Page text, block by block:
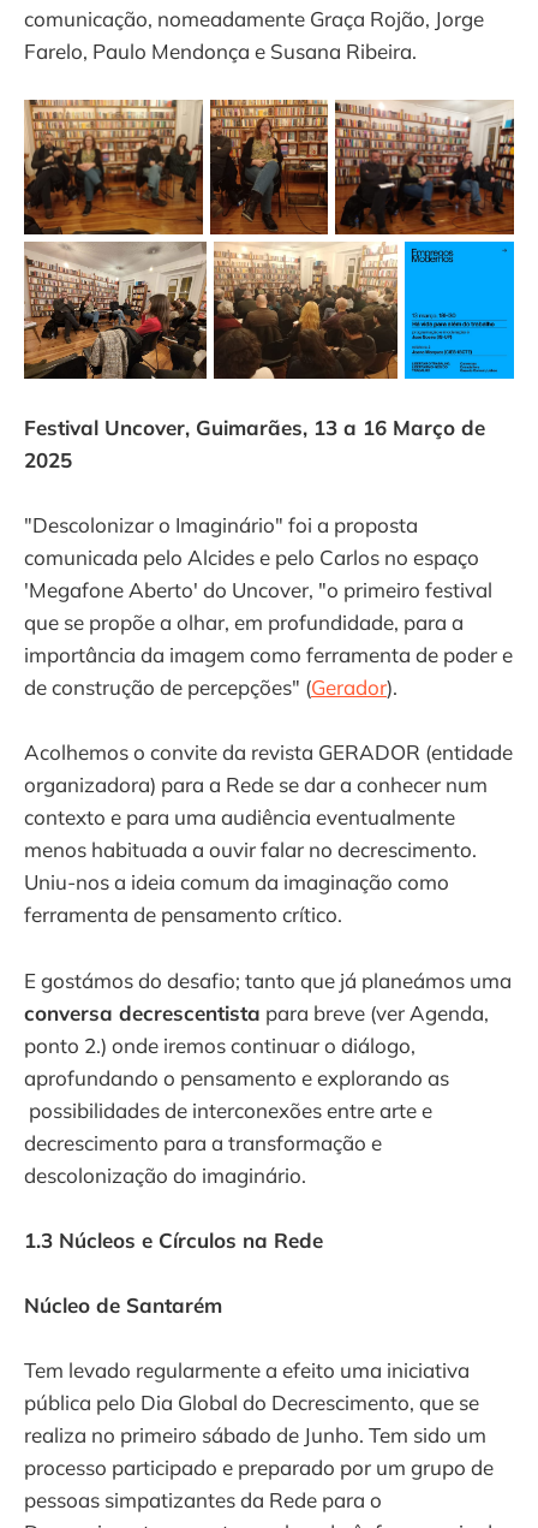
comunicação, nomeadamente Graça Rojão, Jorge
Farelo, Paulo Mendonça e Susana Ribeira.
Festival Uncover, Guimarães, 13 a 16 Março de
2025
"Descolonizar o Imaginário" foi a proposta
comunicada pelo Alcides e pelo Carlos no espaço
'Megafone Aberto' do Uncover, "o primeiro festival
que se propõe a olhar, em profundidade, para a
importância da imagem como ferramenta de poder e
de construção de percepções" (Gerador).
Acolhemos o convite da revista GERADOR (entidade
organizadora) para a Rede se dar a conhecer num
contexto e para uma audiência eventualmente
menos habituada a ouvir falar no decrescimento.
Uniu-nos a ideia comum da imaginação como
ferramenta de pensamento crítico.
E gostámos do desafio; tanto que já planeámos uma
conversa decrescentista para breve (ver Agenda,
ponto 2.) onde iremos continuar o diálogo,
aprofundando o pensamento e explorando as
possibilidades de interconexões entre arte e
decrescimento para a transformação e
descolonização do imaginário.
1.3 Núcleos e Círculos na Rede
Núcleo de Santarém
Tem levado regularmente a efeito uma iniciativa
pública pelo Dia Global do Decrescimento, que se
realiza no primeiro sábado de Junho. Tem sido um
processo participado e preparado por um grupo de
pessoas simpatizantes da Rede para o